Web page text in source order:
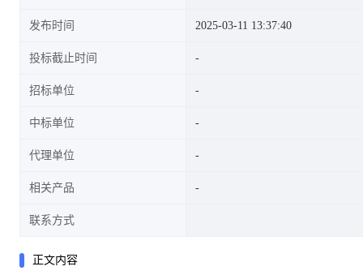
发布时间 2025-03-11 13:37:40
投标截止时间
招标单位
中标单位
代理单位
相关产品
联系方式
正文内容